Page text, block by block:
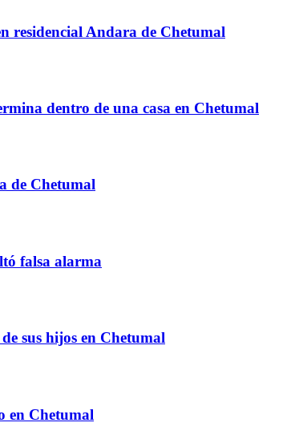
residencial Andara de Chetumal
dentro de una casa en Chetumal
de Chetumal
falsa alarma
sus hijos en Chetumal
en Chetumal